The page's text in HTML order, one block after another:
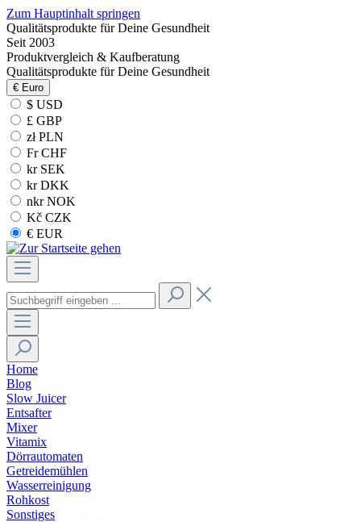
Zum Hauptinhalt springen
Qualitätsprodukte für Deine Gesundheit
Seit 2003
Produktvergleich & Kaufberatung
Qualitätsprodukte für Deine Gesundheit
€ Euro
$ USD
£ GBP
zł PLN
Fr CHF
kr SEK
kr DKK
nkr NOK
Kč CZK
€ EUR
Home
Blog
Slow Juicer
Entsafter
Mixer
Vitamix
Dörrautomaten
Getreidemühlen
Wasserreinigung
Rohkost
Sonstiges